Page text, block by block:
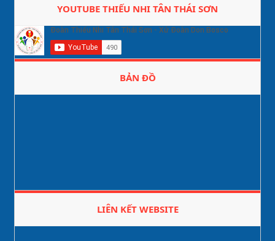
YOUTUBE THIẾU NHI TÂN THÁI SƠN
BẢN ĐỒ
LIÊN KẾT WEBSITE